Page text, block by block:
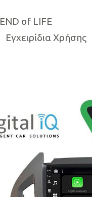
END of LIFE
Εγχειρίδια Χρήσης